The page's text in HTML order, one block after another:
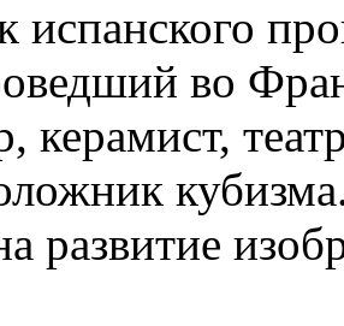
испанского
во
керамист,
развитие